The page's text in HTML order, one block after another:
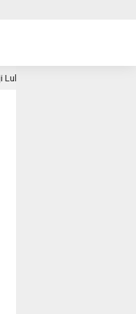
Polri